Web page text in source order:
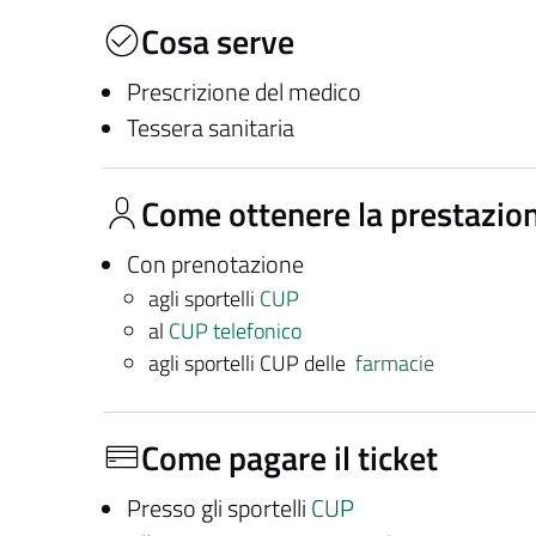
Cosa serve
Prescrizione del medico
Tessera sanitaria
Come ottenere la
Con prenotazione
agli sportelli CUP
al CUP telefonico
agli sportelli CUP delle farmacie
Come pagare il ticket
Presso gli sportelli CUP